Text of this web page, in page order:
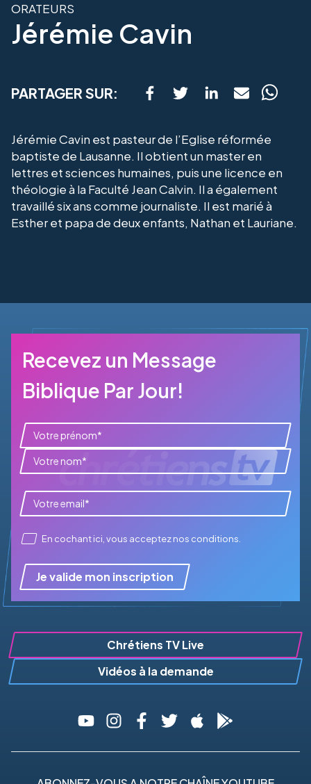
ORATEURS
Jérémie Cavin
PARTAGER SUR:
Jérémie Cavin est pasteur de l’Eglise réformée
baptiste de Lausanne. Il obtient un master en
lettres et sciences humaines, puis une licence en
théologie à la Faculté Jean Calvin. Il a également
travaillé six ans comme journaliste. Il est marié à
Esther et papa de deux enfants, Nathan et Lauriane.
Recevez un Message
Biblique Par Jour!
En cochant ici, vous accepteznos conditions
Je valide mon inscription
Chrétiens TV Live
Vidéos à la demande